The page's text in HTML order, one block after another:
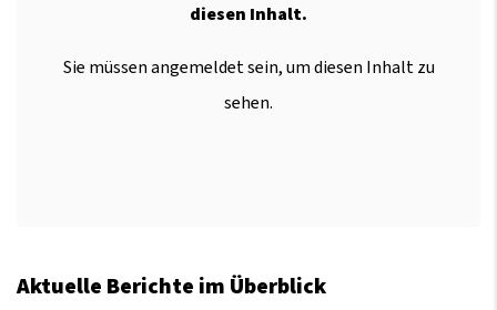
diesen Inhalt.
Sie müssen angemeldet sein, um diesen Inhalt zu
sehen.
Aktuelle Berichte im Überblick